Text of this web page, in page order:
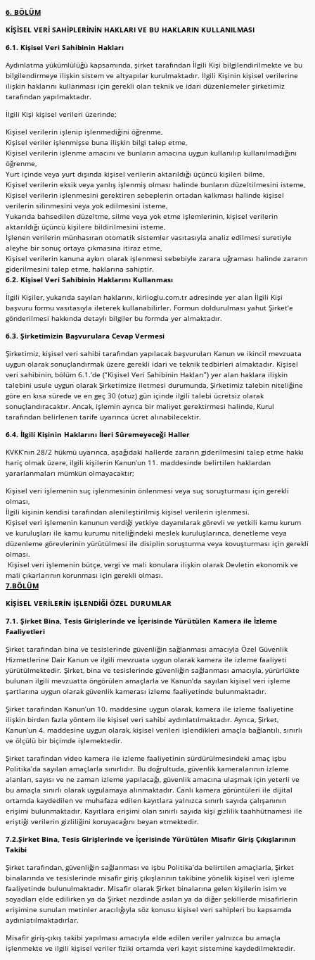
6. BÖLÜM
KİŞİSEL VERİ SAHİPLERİNİN HAKLARI VE BU HAKLARIN KULLANILMASI
6.1. Kişisel Veri Sahibinin Hakları
Aydınlatma yükümlülüğü kapsamında, şirket tarafından İlgili Kişi bilgilendirilmekte ve bu
bilgilendirmeye ilişkin sistem ve altyapılar kurulmaktadır. İlgili Kişinin kişisel verilerine
ilişkin haklarını kullanması için gerekli olan teknik ve idari düzenlemeler şirketimiz
tarafından yapılmaktadır.
İlgili Kişi kişisel verileri üzerinde;
Kişisel verilerin işlenip işlenmediğini öğrenme,
Kişisel veriler işlenmişse buna ilişkin bilgi talep etme,
Kişisel verilerin işlenme amacını ve bunların amacına uygun kullanılıp kullanılmadığını
öğrenme,
Yurt içinde veya yurt dışında kişisel verilerin aktarıldığı üçüncü kişileri bilme,
Kişisel verilerin eksik veya yanlış işlenmiş olması halinde bunların düzeltilmesini isteme,
Kişisel verilerin işlenmesini gerektiren sebeplerin ortadan kalkması halinde kişisel
verilerin silinmesini veya yok edilmesini isteme,
Yukarıda bahsedilen düzeltme, silme veya yok etme işlemlerinin, kişisel verilerin
aktarıldığı üçüncü kişilere bildirilmesini isteme,
İşlenen verilerin münhasıran otomatik sistemler vasıtasıyla analiz edilmesi suretiyle
aleyhe bir sonuç ortaya çıkmasına itiraz etme,
Kişisel verilerin kanuna aykırı olarak işlenmesi sebebiyle zarara uğraması halinde zararın
giderilmesini talep etme, haklarına sahiptir.
6.2. Kişisel Veri Sahibinin Haklarını Kullanması
İlgili Kişiler, yukarıda sayılan haklarını, kirlioglu.com.tr adresinde yer alan İlgili Kişi
başvuru formu vasıtasıyla ileterek kullanabilirler. Formun doldurulması yahut Şirket’e
gönderilmesi hakkında detaylı bilgiler bu formda yer almaktadır.
6.3. Şirketimizin Başvurulara Cevap Vermesi
Şirketimiz, kişisel veri sahibi tarafından yapılacak başvuruları Kanun ve ikincil mevzuata
uygun olarak sonuçlandırmak üzere gerekli idari ve teknik tedbirleri almaktadır. Kişisel
veri sahibinin, bölüm 6.1.’de (“Kişisel Veri Sahibinin Hakları”) yer alan haklara ilişkin
talebini usule uygun olarak Şirketimize iletmesi durumunda, Şirketimiz talebin niteliğine
göre en kısa sürede ve en geç 30 (otuz) gün içinde ilgili talebi ücretsiz olarak
sonuçlandıracaktır. Ancak, işlemin ayrıca bir maliyet gerektirmesi halinde, Kurul
tarafından belirlenen tarife uyarınca ücret alınabilecektir.
6.4. İlgili Kişinin Haklarını İleri Süremeyeceği Haller
KVKK’nın 28/2 hükmü uyarınca, aşağıdaki hallerde zararın giderilmesini talep etme hakkı
hariç olmak üzere, ilgili kişilerin Kanun’un 11. maddesinde belirtilen haklardan
yararlanmaları mümkün olmayacaktır;
Kişisel veri işlemenin suç işlenmesinin önlenmesi veya suç soruşturması için gerekli
olması,
İlgili kişinin kendisi tarafından alenileştirilmiş kişisel verilerin işlenmesi.
Kişisel veri işlemenin kanunun verdiği yetkiye dayanılarak görevli ve yetkili kamu kurum
ve kuruluşları ile kamu kurumu niteliğindeki meslek kuruluşlarınca, denetleme veya
düzenleme görevlerinin yürütülmesi ile disiplin soruşturma veya kovuşturması için gerekli
olması.
Kişisel veri işlemenin bütçe, vergi ve mali konulara ilişkin olarak Devletin ekonomik ve
mali çıkarlarının korunması için gerekli olması.
7.BÖLÜM
KİŞİSEL VERİLERİN İŞLENDİĞİ ÖZEL DURUMLAR
7.1. Şirket Bina, Tesis Girişlerinde ve İçerisinde Yürütülen Kamera ile İzleme
Faaliyetleri
Şirket tarafından bina ve tesislerinde güvenliğin sağlanması amacıyla Özel Güvenlik
Hizmetlerine Dair Kanun ve ilgili mevzuata uygun olarak kamera ile izleme faaliyeti
yürütülmektedir. Şirket, bina ve tesislerinde güvenliğin sağlanması amacıyla, yürürlükte
bulunan ilgili mevzuatta öngörülen amaçlarla ve Kanun’da sayılan kişisel veri işleme
şartlarına uygun olarak güvenlik kamerası izleme faaliyetinde bulunmaktadır.
Şirket tarafından Kanun’un 10. maddesine uygun olarak, kamera ile izleme faaliyetine
ilişkin birden fazla yöntem ile kişisel veri sahibi aydınlatılmaktadır. Ayrıca, Şirket,
Kanun’un 4. maddesine uygun olarak, kişisel verileri işlendikleri amaçla bağlantılı, sınırlı
ve ölçülü bir biçimde işlemektedir.
Şirket tarafından video kamera ile izleme faaliyetinin sürdürülmesindeki amaç işbu
Politika’da sayılan amaçlarla sınırlıdır. Bu doğrultuda, güvenlik kameralarının izleme
alanları, sayısı ve ne zaman izleme yapılacağı, güvenlik amacına ulaşmak için yeterli ve
bu amaçla sınırlı olarak uygulamaya alınmaktadır. Canlı kamera görüntüleri ile dijital
ortamda kaydedilen ve muhafaza edilen kayıtlara yalnızca sınırlı sayıda çalışanının
erişimi bulunmaktadır. Kayıtlara erişimi olan sınırlı sayıda kişi gizlilik taahhütnamesi ile
eriştiği verilerin gizliliğini koruyacağını beyan etmektedir.
7.2.Şirket Bina, Tesis Girişlerinde ve İçerisinde Yürütülen Misafir Giriş Çıkışlarının
Takibi
Şirket tarafından, güvenliğin sağlanması ve işbu Politika’da belirtilen amaçlarla, Şirket
binalarında ve tesislerinde misafir giriş çıkışlarının takibine yönelik kişisel veri işleme
faaliyetinde bulunulmaktadır. Misafir olarak Şirket binalarına gelen kişilerin isim ve
soyadları elde edilirken ya da Şirket nezdinde asılan ya da diğer şekillerde misafirlerin
erişimine sunulan metinler aracılığıyla söz konusu kişisel veri sahipleri bu kapsamda
aydınlatılmaktadırlar.
Misafir giriş-çıkış takibi yapılması amacıyla elde edilen veriler yalnızca bu amaçla
işlenmekte ve ilgili kişisel veriler fiziki ortamda veri kayıt sistemine kaydedilmektedir.